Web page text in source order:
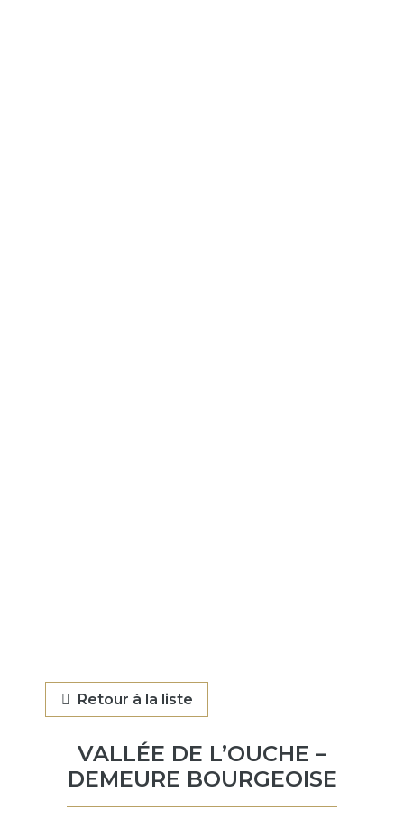
Retour à la liste
VALLÉE DE L’OUCHE –
DEMEURE BOURGEOISE